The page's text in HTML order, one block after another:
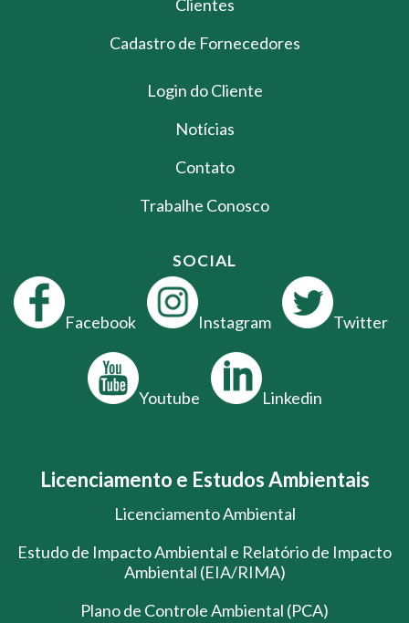
Clientes
Cadastro de Fornecedores
Login do Cliente
Notícias
Contato
Trabalhe Conosco
SOCIAL
Facebook Instagram Twitter
Youtube Linkedin
Licenciamento e Estudos Ambientais
Licenciamento Ambiental
Estudo de Impacto Ambiental e Relatório de Impacto
Ambiental (EIA/RIMA)
Plano de Controle Ambiental (PCA)